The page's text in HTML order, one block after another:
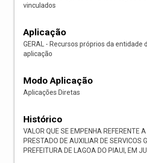
vinculados
Aplicação
GERAL - Recursos próprios da entidade
aplicação
Modo Aplicação
Aplicações Diretas
Histórico
VALOR QUE SE EMPENHA REFERENTE
PRESTADO DE AUXILIAR DE SERVICOS
PREFEITURA DE LAGOA DO PIAUI, EM